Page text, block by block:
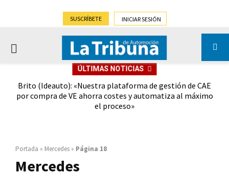
SUSCRÍBETE INICIAR SESIÓN
PRIMARY
ÚLTIMAS NOTICIAS
Brito (Ideauto): «Nuestra plataforma de gestión de CAE
por compra de VE ahorra costes y automatiza al máximo
el proceso»
Portada » Mercedes » Página 18
Mercedes